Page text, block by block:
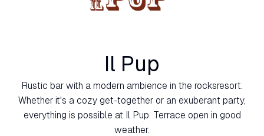
Il Pup
Rustic bar with a modern ambience in the rocksresort.
Whether it's a cozy get-together or an exuberant party,
everything is possible at Il Pup. Terrace open in good
weather.